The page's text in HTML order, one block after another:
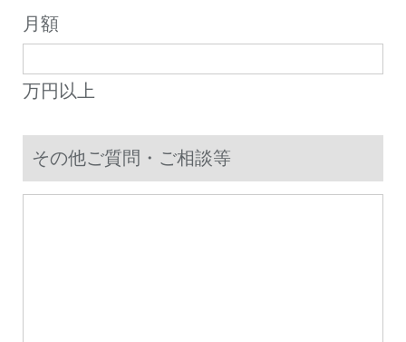
月額
万円以上
その他ご質問・ご相談等